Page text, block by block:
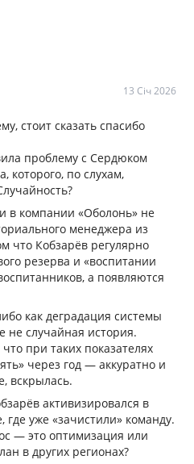
13 Січ 2026
стоит сказать спасибо
проблему с Сердюком
которого, по слухам,
в компании «Оболонь» не
менеджера из
что Кобзарёв регулярно
резерва и «воспитании
а появляются
как деградация системы
не случайная история.
при таких показателях
через год — аккуратно и
вскрылась.
активизировался в
где уже «зачистили» команду.
— это оптимизация или
в других регионах?